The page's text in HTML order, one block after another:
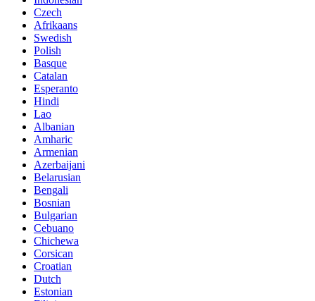
Czech
Afrikaans
Swedish
Polish
Basque
Catalan
Esperanto
Hindi
Lao
Albanian
Amharic
Armenian
Azerbaijani
Belarusian
Bengali
Bosnian
Bulgarian
Cebuano
Chichewa
Corsican
Croatian
Dutch
Estonian